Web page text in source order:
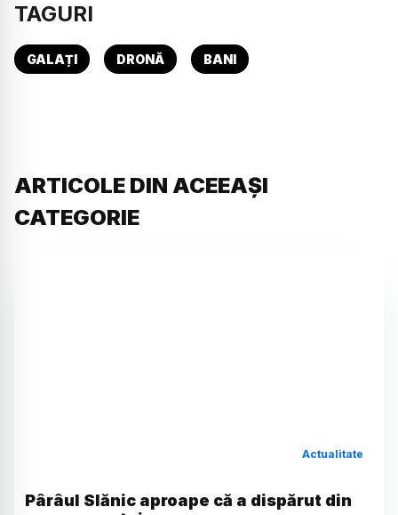
TAGURI
GALAȚI DRONĂ BANI
ARTICOLE DIN ACEEAȘI
CATEGORIE
Actualitate
Pârâul Slănic aproape că a dispărut din